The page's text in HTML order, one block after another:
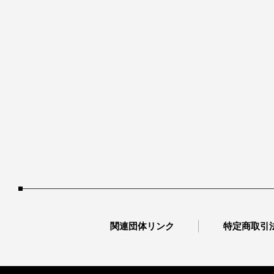
関連団体リンク 特定商取引